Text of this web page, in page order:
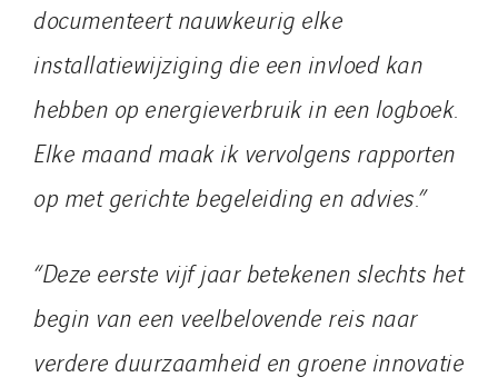
documenteert nauwkeurig elke
installatiewijziging die een invloed kan
hebben op energieverbruik in een logboek.
Elke maand maak ik vervolgens rapporten
op met gerichte begeleiding en advies.”
“Deze eerste vijf jaar betekenen slechts het
begin van een veelbelovende reis naar
verdere duurzaamheid en groene innovatie